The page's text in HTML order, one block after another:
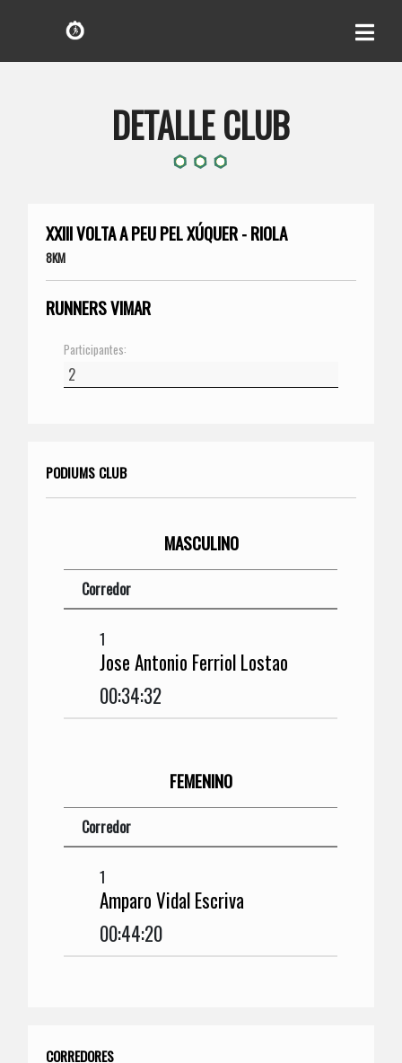
DETALLE CLUB
XXIII VOLTA A PEU PEL XÚQUER - RIOLA
8KM
RUNNERS VIMAR
Participantes:
PODIUMS CLUB
MASCULINO
Corredor
1
Jose Antonio Ferriol Lostao
00:34:32
FEMENINO
Corredor
1
Amparo Vidal Escriva
00:44:20
CORREDORES